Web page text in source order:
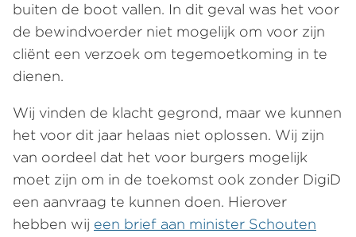
buiten de boot vallen. In dit geval was het voor
de bewindvoerder niet mogelijk om voor zijn
cliënt een verzoek om tegemoetkoming in te
dienen.
Wij vinden de klacht gegrond, maar we kunnen
het voor dit jaar helaas niet oplossen. Wij zijn
van oordeel dat het voor burgers mogelijk
moet zijn om in de toekomst ook zonder DigiD
een aanvraag te kunnen doen. Hierover
hebben wij een brief aan minister Schouten